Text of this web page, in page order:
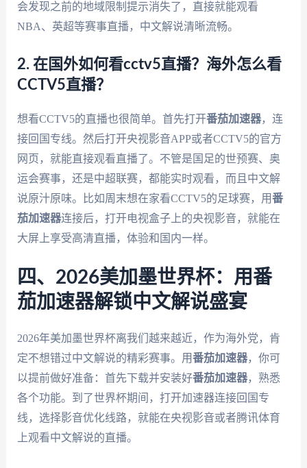
会发现之前的地域限制提示消失了，直接就能观看
NBA、英超等赛事直播，中文解说清晰流畅。
2. 在国外如何看cctv5直播？海外怎么看
CCTV5直播？
想看CCTV5的直播也很简单。首先打开番茄加速器，连
接回国专线。然后打开央视影音APP或者CCTV5的官方
网页，就能直接观看直播了。不管是国足的世预赛、奥
运会赛事，还是中超联赛，都能实时观看，而且中文解
说原汁原味。比如周末想在家看CCTV5的足球赛，用番
茄加速器连接后，打开电视盒子上的央视影音，就能在
大屏上享受高清直播，体验和国内一样。
四、2026美加墨世界杯：用番
茄加速器解锁中文解说盛宴
2026年美加墨世界杯离我们越来越近，作为海外党，肯
定不想错过中文解说的精彩赛事。用番茄加速器，你可
以提前做好准备：首先下载并安装好番茄加速器，熟悉
各个功能。到了世界杯期间，打开加速器连接回国专
线，选择影音优化线路，就能在央视影音或者腾讯体育
上观看中文解说的直播。